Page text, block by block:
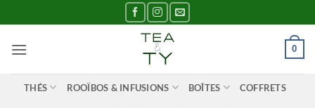
au
contenu
0
THÉS ROOÏBOS & INFUSIONS BOÎTES COFFRETS